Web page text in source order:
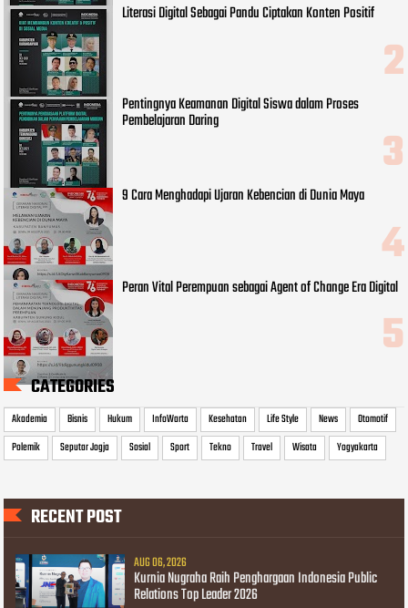
Literasi Digital Sebagai Pandu Ciptakan Konten Positif
Pentingnya Keamanan Digital Siswa dalam Proses
Pembelajaran Daring
9 Cara Menghadapi Ujaran Kebencian di Dunia Maya
Peran Vital Perempuan sebagai Agent of Change Era Digital
CATEGORIES
Akademia Bisnis Hukum InfoWarta Kesehatan Life Style News
Otomotif
Polemik
Seputar Jogja Sosial Sport Tekno Travel Wisata Yogyakarta
RECENT POST
AUG 06, 2026
Kurnia Nugraha Raih Penghargaan Indonesia Public
Relations Top Leader 2026